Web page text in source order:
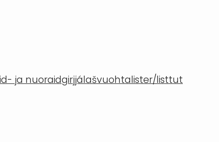
ja nuoraidgirjjálašvuohtalister/listtut